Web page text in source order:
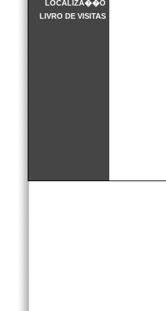
LOCALIZA��O
LIVRO DE VISITAS